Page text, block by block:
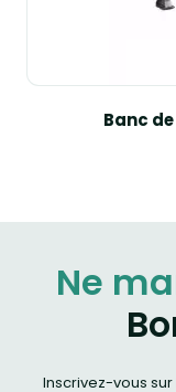
Banc
Ne
Inscrivez-vous